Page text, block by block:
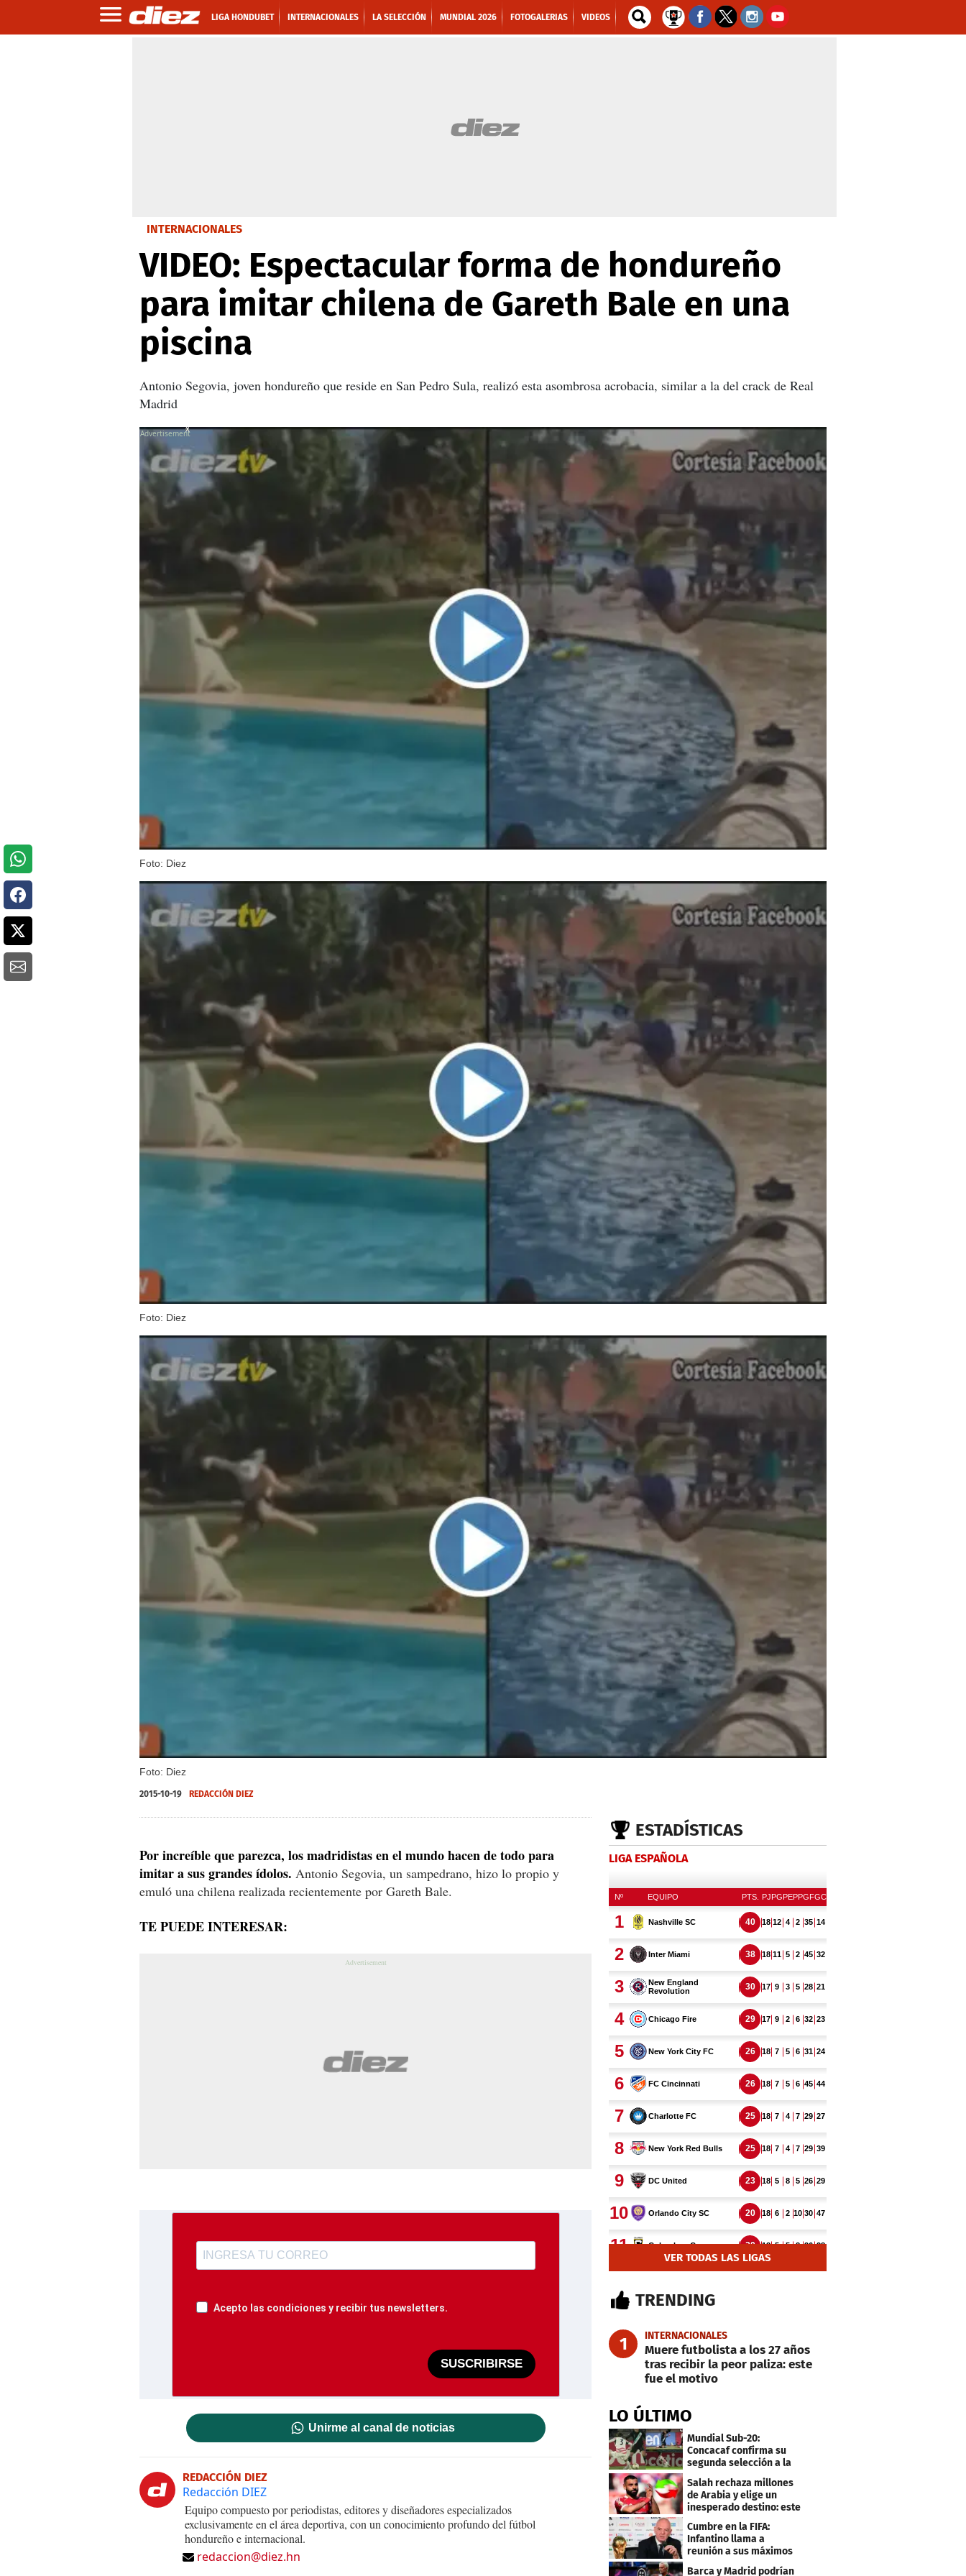
LIGA HONDUBET INTERNACIONALES LA SELECCIÓN MUNDIAL 2026 FOTOGALERIAS VIDEOS
INTERNACIONALES
VIDEO: Espectacular forma de hondureño
para imitar chilena de Gareth Bale en una
piscina
Antonio Segovia, joven hondureño que reside en San Pedro Sula, realizó esta asombrosa acrobacia, similar a la del crack de Real
Madrid
Foto: Diez
Foto: Diez
Foto: Diez
X
2015-10-19 REDACCIÓN DIEZ
Por increíble que parezca, los madridistas en el mundo hacen de todo para
imitar a sus grandes ídolos. Antonio Segovia, un sampedrano, hizo lo propio y
emuló una chilena realizada recientemente por Gareth Bale.
TE PUEDE INTERESAR:
Acepto las condiciones y recibir tus newsletters.
SUSCRIBIRSE
Unirme al canal de noticias
REDACCIÓN DIEZ
Redacción DIEZ
Equipo compuesto por periodistas, editores y diseñadores especializados
exclusivamente en el área deportiva, con un conocimiento profundo del fútbol
hondureño e internacional.
redaccion@diez.hn
ESTADÍSTICAS
LIGA ESPAÑOLA
VER TODAS LAS LIGAS
TRENDING
1 INTERNACIONALES
Muere futbolista a los 27 años
tras recibir la peor paliza: este
fue el motivo
LO ÚLTIMO
Mundial Sub-20:
Concacaf confirma su
segunda selección a la
Copa del Mundo 2027
Salah rechaza millones
de Arabia y elige un
inesperado destino: este
será su club
Cumbre en la FIFA:
Infantino llama a
reunión a sus máximos
Barca y Madrid podrían